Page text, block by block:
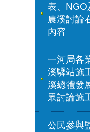
表、NGO
農溪討論
內容
一河局各
溪驛站施
溪總體發
眾討論施
公民參與